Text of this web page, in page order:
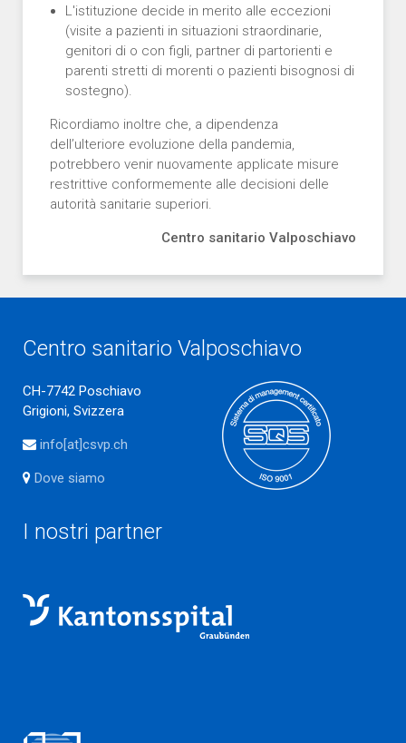
L'istituzione decide in merito alle eccezioni
(visite a pazienti in situazioni straordinarie,
genitori di o con figli, partner di partorienti e
parenti stretti di morenti o pazienti bisognosi di
sostegno).
Ricordiamo inoltre che, a dipendenza
dell’ulteriore evoluzione della pandemia,
potrebbero venir nuovamente applicate misure
restrittive conformemente alle decisioni delle
autorità sanitarie superiori.
Centro sanitario Valposchiavo
Centro sanitario Valposchiavo
CH-7742 Poschiavo
Grigioni, Svizzera
info[at]csvp.ch
Dove siamo
I nostri partner